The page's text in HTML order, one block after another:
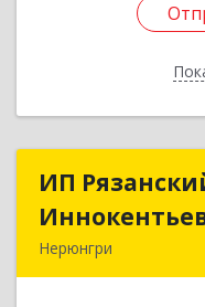
ИП
Нерюнгри
ИП